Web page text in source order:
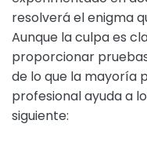
resolverá el enigma
Aunque la culpa es
proporcionar
de lo que la mayoría
profesional ayuda a
siguiente: